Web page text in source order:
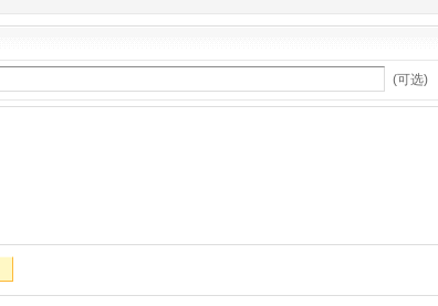
(可选)